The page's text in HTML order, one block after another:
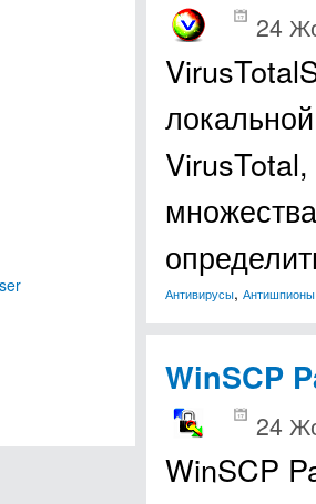
24
Антивирусы, Антишпионы
WinSCP
24
WinSCP